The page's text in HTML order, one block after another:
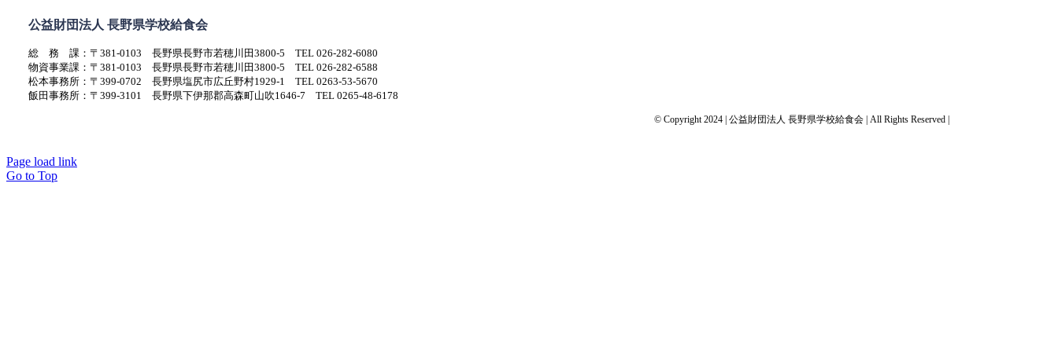
公益財団法人 長野県学校給食会
総 務 課：〒381-0103 長野県長野市若穂川田3800-5 TEL 026-282-6080
物資事業課：〒381-0103 長野県長野市若穂川田3800-5 TEL 026-282-6588
松本事務所：〒399-0702 長野県塩尻市広丘野村1929-1 TEL 0263-53-5670
飯田事務所：〒399-3101 長野県下伊那郡高森町山吹1646-7 TEL 0265-48-6178
© Copyright 2024 | 公益財団法人 長野県学校給食会 | All Rights Reserved |
Page load link
Go to Top